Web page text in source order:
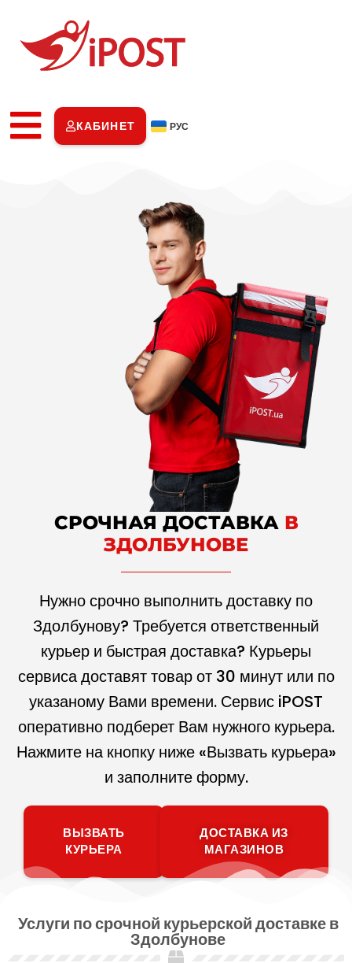
КАБИНЕТ РУС
СРОЧНАЯ ДОСТАВКА В
ЗДОЛБУНОВЕ
Нужно срочно выполнить доставку по
Здолбунову? Требуется ответственный
курьер и быстрая доставка? Курьеры
сервиса доставят товар от 30 минут или по
указаному Вами времени. Сервис iPOST
оперативно подберет Вам нужного курьера.
Нажмите на кнопку ниже «Вызвать курьера»
и заполните форму.
ВЫЗВАТЬ
КУРЬЕРА
ДОСТАВКА ИЗ
МАГАЗИНОВ
Услуги по срочной курьерской доставке в
Здолбунове